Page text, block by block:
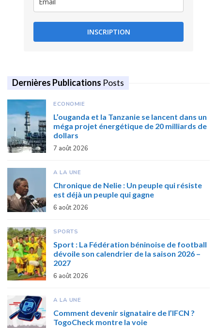
INSCRIPTION
Dernières Publications Posts
ECONOMIE
L’ouganda et la Tanzanie se lancent dans un
méga projet énergétique de 20 milliards de
dollars
7 août 2026
A LA UNE
Chronique de Nelie : Un peuple qui résiste
est déjà un peuple qui gagne
6 août 2026
SPORTS
Sport : La Fédération béninoise de football
dévoile son calendrier de la saison 2026 –
2027
6 août 2026
A LA UNE
Comment devenir signataire de l’IFCN ?
TogoCheck montre la voie